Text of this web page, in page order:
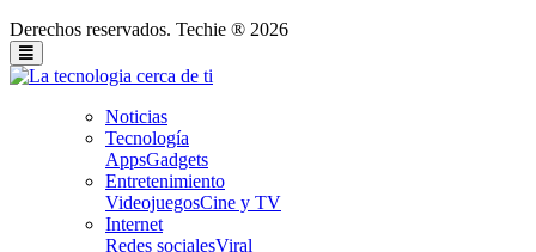
Derechos reservados. Techie ® 2026
Noticias
Tecnología
AppsGadgets
Entretenimiento
VideojuegosCine y TV
Internet
Redes socialesViral